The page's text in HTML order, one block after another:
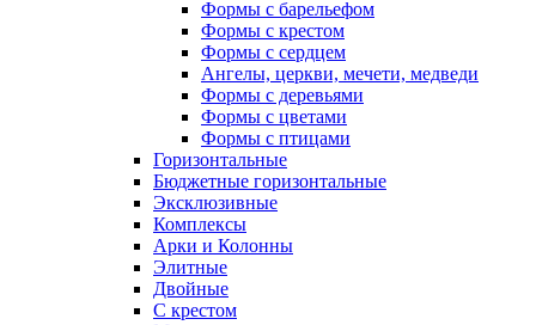
Формы с барельефом
Формы с крестом
Формы с сердцем
Ангелы, церкви, мечети, медведи
Формы с деревьями
Формы с цветами
Формы с птицами
Горизонтальные
Бюджетные горизонтальные
Эксклюзивные
Комплексы
Арки и Колонны
Элитные
Двойные
С крестом